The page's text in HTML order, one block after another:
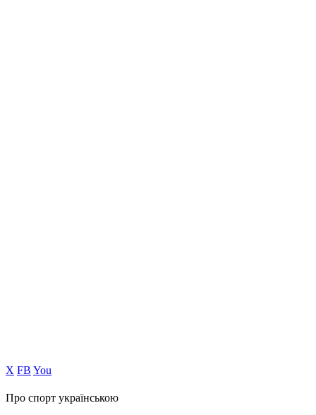
Х FB You
Про спорт українською